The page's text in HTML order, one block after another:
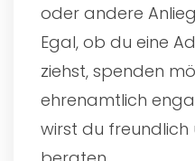
oder andere
Egal, ob du eine
ziehst, spenden
ehrenamtlich
wirst du